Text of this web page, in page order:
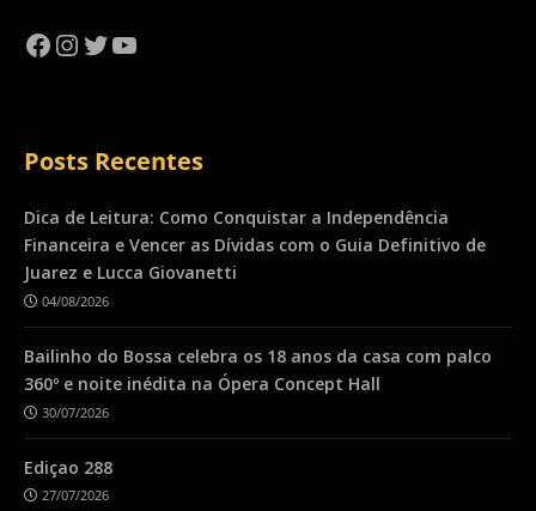
Facebook
Instagram
Twitter
YouTube
Posts Recentes
Dica de Leitura: Como Conquistar a Independência
Financeira e Vencer as Dívidas com o Guia Definitivo de
Juarez e Lucca Giovanetti
04/08/2026
Bailinho do Bossa celebra os 18 anos da casa com palco
360º e noite inédita na Ópera Concept Hall
30/07/2026
Ediçao 288
27/07/2026